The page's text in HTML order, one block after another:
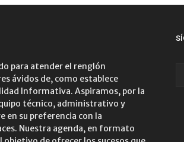
para atender el renglón
ávidos de, como establece
Informativa. Aspiramos, por la
técnico, administrativo y
en su preferencia con la
Nuestra agenda, en formato